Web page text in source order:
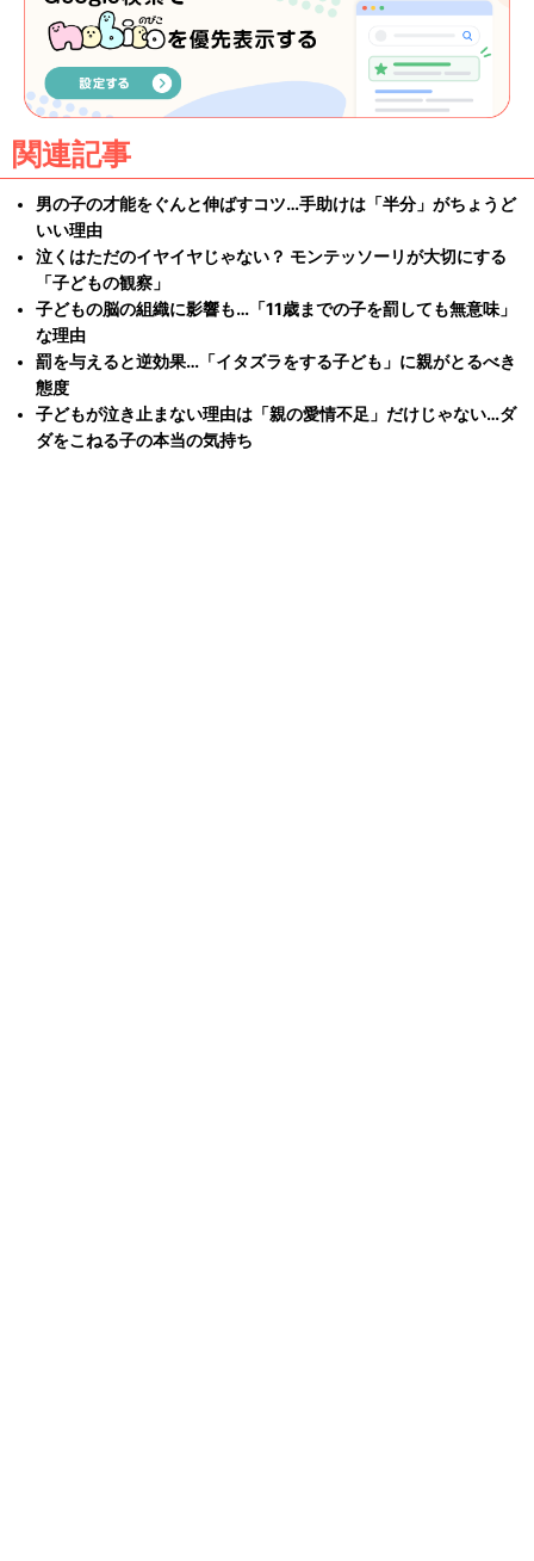
関連記事
男の子の才能をぐんと伸ばすコツ…手助けは「半分」がちょうど
いい理由
泣くはただのイヤイヤじゃない？ モンテッソーリが大切にする
「子どもの観察」
子どもの脳の組織に影響も…「11歳までの子を罰しても無意味」
な理由
罰を与えると逆効果…「イタズラをする子ども」に親がとるべき
態度
子どもが泣き止まない理由は「親の愛情不足」だけじゃない…ダ
ダをこねる子の本当の気持ち